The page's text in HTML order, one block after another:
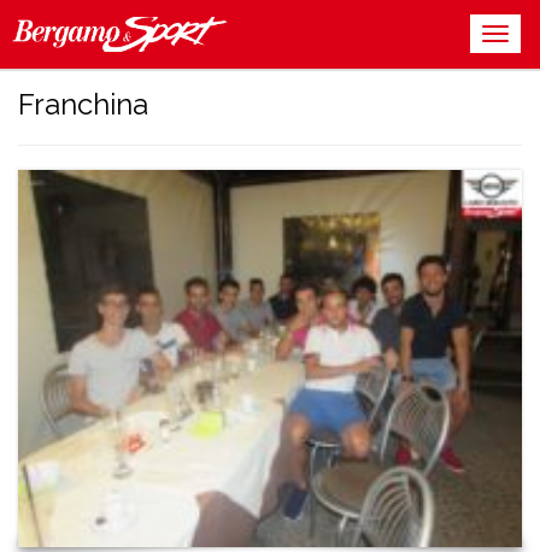
Franchina